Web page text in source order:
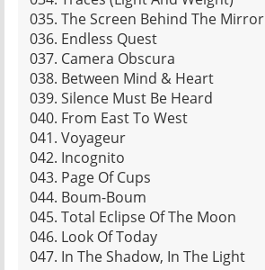
035. The Screen Behind The Mirror
036. Endless Quest
037. Camera Obscura
038. Between Mind & Heart
039. Silence Must Be Heard
040. From East To West
041. Voyageur
042. Incognito
043. Page Of Cups
044. Boum-Boum
045. Total Eclipse Of The Moon
046. Look Of Today
047. In The Shadow, In The Light